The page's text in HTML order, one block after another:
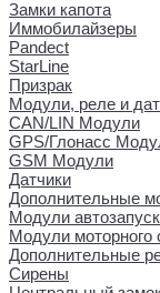
Замки капота
Иммобилайзеры
Pandect
StarLine
Призрак
Модули, реле и
CAN/LIN Модули
GPS/Глонасс
GSM Модули
Датчики
Дополнительные
Модули
Модули моторного
Дополнительные
Сирены